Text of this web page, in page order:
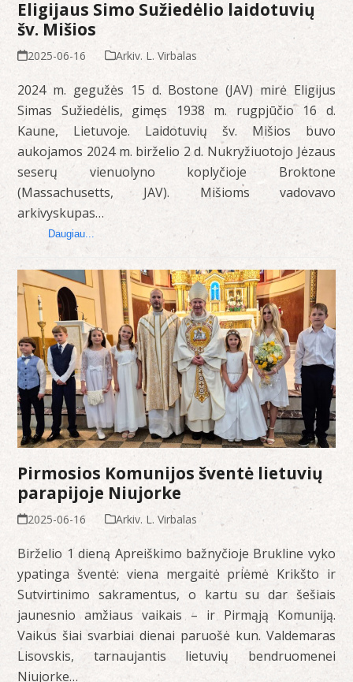
Eligijaus Simo Sužiedėlio laidotuvių
šv. Mišios
2025-06-16 Arkiv. L. Virbalas
2024 m. gegužės 15 d. Bostone (JAV) mirė Eligijus
Simas Sužiedėlis, gimęs 1938 m. rugpjūčio 16 d.
Kaune, Lietuvoje. Laidotuvių šv. Mišios buvo
aukojamos 2024 m. birželio 2 d. Nukryžiuotojo Jėzaus
seserų vienuolyno koplyčioje Broktone
(Massachusetts, JAV). Mišioms vadovavo
arkivyskupas…
Daugiau...
Pirmosios Komunijos šventė lietuvių
parapijoje Niujorke
2025-06-16 Arkiv. L. Virbalas
Birželio 1 dieną Apreiškimo bažnyčioje Brukline vyko
ypatinga šventė: viena mergaitė priėmė Krikšto ir
Sutvirtinimo sakramentus, o kartu su dar šešiais
jaunesnio amžiaus vaikais – ir Pirmąją Komuniją.
Vaikus šiai svarbiai dienai paruošė kun. Valdemaras
Lisovskis, tarnaujantis lietuvių bendruomenei
Niujorke…